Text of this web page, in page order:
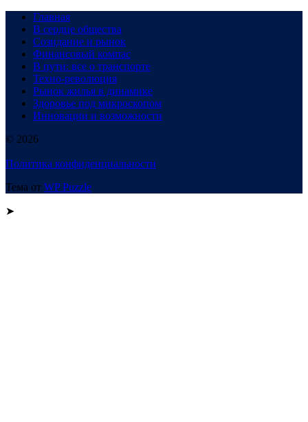
Главная
В сердце общества
Созидание и рынок
Финансовый компас
В пути: все о транспорте
Техно-революция
Рынок жилья в динамике
Здоровье под микроскопом
Инновации и возможности
© 2026
Политика конфиденциальности
Тема от WP Puzzle
➤